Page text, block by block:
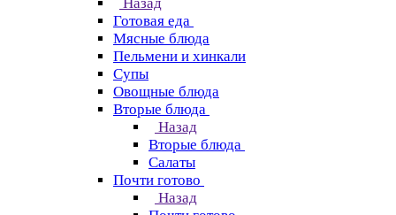
Готовая еда
Мясные блюда
Пельмени и хинкали
Супы
Овощные блюда
Вторые блюда
Назад
Вторые блюда
Салаты
Почти готово
Назад